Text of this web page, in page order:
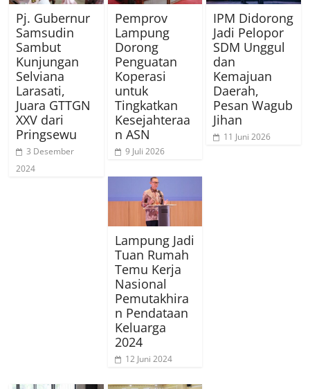
Pj. Gubernur
Samsudin
Sambut
Kunjungan
Selviana
Larasati,
Juara GTTGN
XXV dari
Pringsewu
3 Desember
2024
Pemprov
Lampung
Dorong
Penguatan
Koperasi
untuk
Tingkatkan
Kesejahteraa
n ASN
9 Juli 2026
IPM Didorong
Jadi Pelopor
SDM Unggul
dan
Kemajuan
Daerah,
Pesan Wagub
Jihan
11 Juni 2026
Lampung Jadi
Tuan Rumah
Temu Kerja
Nasional
Pemutakhira
n Pendataan
Keluarga
2024
12 Juni 2024